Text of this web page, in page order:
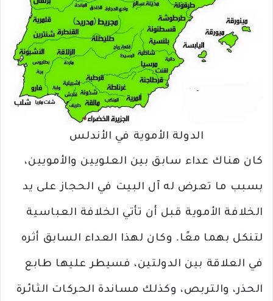
الدولة الأموية في الأندلس
كان هناك عداء سابق بين العلويين والأمويين،
بسبب ما تعرض له آل البيت في الحجاز على يد
الخلافة الأموية قبل أن تأتي الخلافة العباسية
لتنكل بهما معًا. وكان لهذا العداء السابق أثره
في العلاقة بين الدولتين، فسيطر عليها طابع
الحذر، والتربص، وكذلك مساندة الحركات الثائرة